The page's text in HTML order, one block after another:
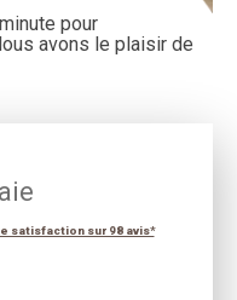
pour
avons le plaisir de
satisfaction sur 98 avis*